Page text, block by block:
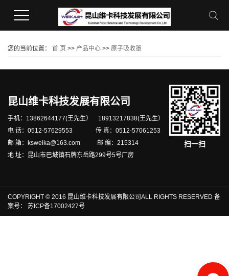
您的当前位置： 首 页 >> 产品中心 >> 原子吸收罩
昆山维卡科技发展有限公司
手机：13862644177(王先生） 18913217838(王先生）
电 话：0512-57629553 传 真：0512-57061253
邮 箱：ksweika@163.com 邮 编：215314
地 址：昆山市巴城镇石牌东岳路299号5号厂房
扫一扫
COPYRIGHT © 2016 昆山维卡科技发展有限公司ALL RIGHTS RESERVED 备
案号： 苏ICP备17002427号